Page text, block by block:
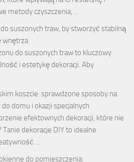
metody czyszczenia, …
do suszonych traw, by stworzyć stabilną
wnętrza
do suszonych traw to kluczowy
i estetykę dekoracji. Aby
koszcie: sprawdzone sposoby na
domu i okazji specjalnych
efektownych dekoracji, które nie
dekoracje DIY to idealne
…
do pomieszczenia: